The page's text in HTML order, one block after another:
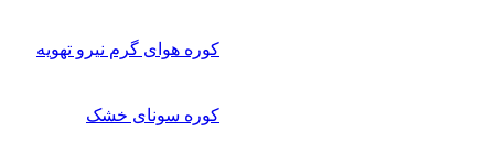
کوره هوای گرم نیرو تهویه
کوره سونای خشک